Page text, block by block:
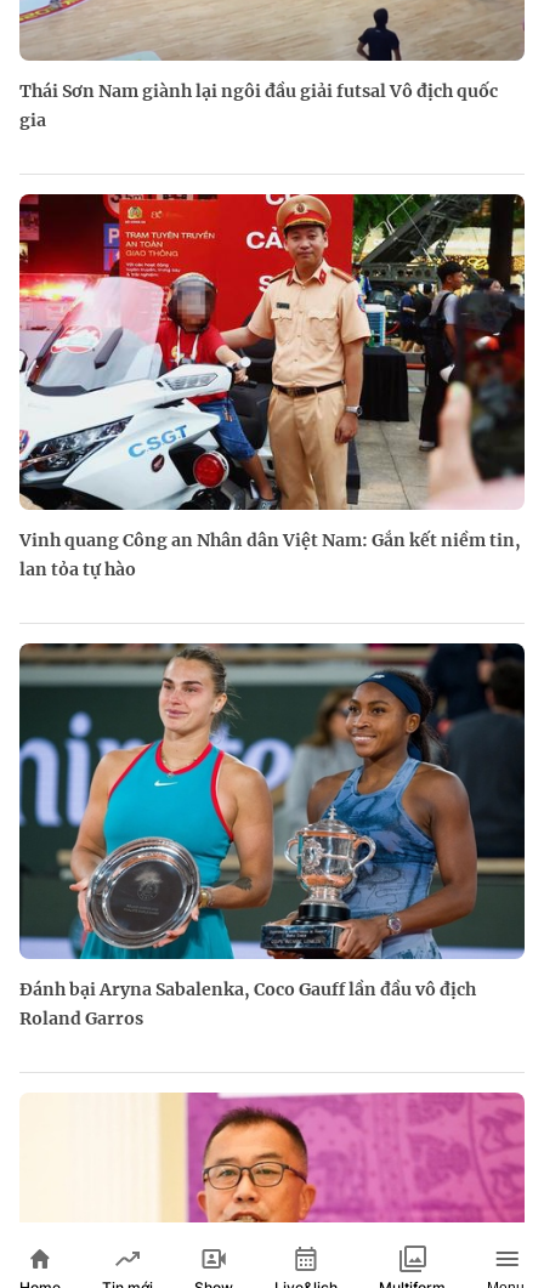
Thái Sơn Nam giành lại ngôi đầu giải futsal Vô địch quốc
gia
Vinh quang Công an Nhân dân Việt Nam: Gắn kết niềm tin,
lan tỏa tự hào
Đánh bại Aryna Sabalenka, Coco Gauff lần đầu vô địch
Roland Garros